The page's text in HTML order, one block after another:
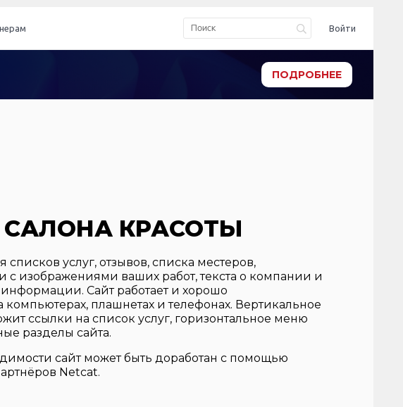
Войти
ПОДРОБНЕЕ
САЛОНА КРАСОТЫ
списков услуг, отзывов, списка местеров,
с изображениями ваших работ, текста о компании и
информации. Сайт работает и хорошо
компьютерах, плашнетах и телефонах. Вертикальное
ссылки на список услуг, горизонтальное меню
разделы сайта.
сайт может быть доработан с помощью
Netсat.